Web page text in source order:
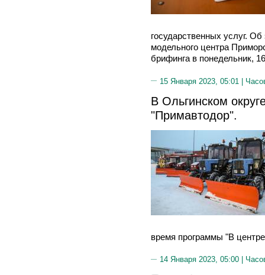
государственных услуг.
модельного центра
брифинга в понедельник,
15 Января 2023, 05:01 |
В Ольгинском
"Примавтодор".
время программы "В
14 Января 2023, 05:00 |